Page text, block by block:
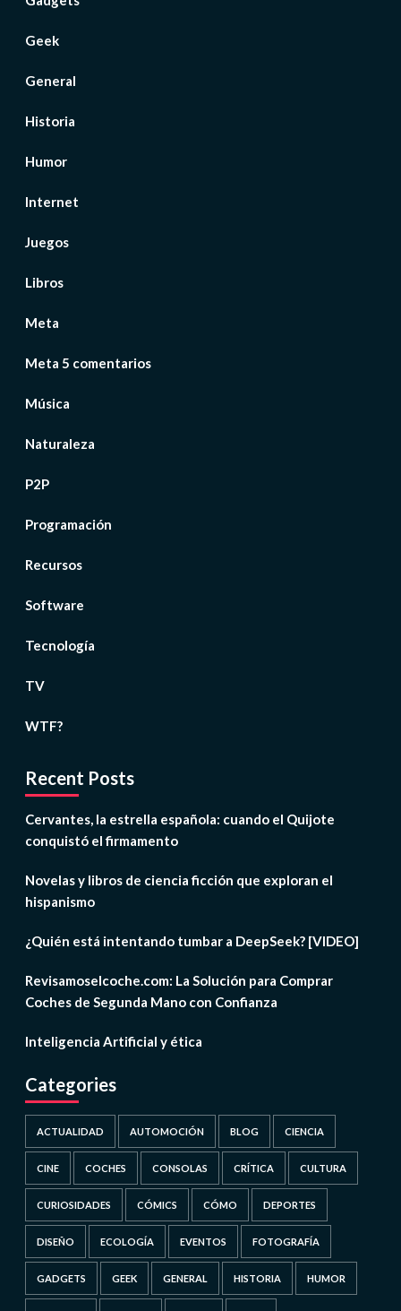
Geek
General
Historia
Humor
Internet
Juegos
Libros
Meta
Meta 5 comentarios
Música
Naturaleza
P2P
Programación
Recursos
Software
Tecnología
TV
WTF?
Recent Posts
Cervantes, la estrella española: cuando el Quijote
conquistó el firmamento
Novelas y libros de ciencia ficción que exploran el
hispanismo
¿Quién está intentando tumbar a DeepSeek? [VIDEO]
Revisamoselcoche.com: La Solución para Comprar
Coches de Segunda Mano con Confianza
Inteligencia Artificial y ética
Categories
ACTUALIDAD AUTOMOCIÓN BLOG CIENCIA
CINE COCHES CONSOLAS CRÍTICA CULTURA
CURIOSIDADES CÓMICS CÓMO DEPORTES
DISEÑO ECOLOGÍA EVENTOS FOTOGRAFÍA
GADGETS GEEK GENERAL HISTORIA HUMOR